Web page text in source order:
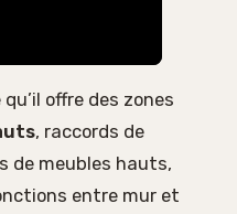
offre des zones
, raccords de
de meubles hauts,
entre mur et